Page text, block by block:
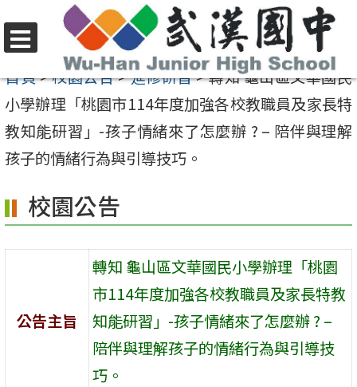
至
要
內
容
選
單
首頁>校園公告>進修研習>轉知 龜山區文華國民
小學辦理「桃園市114年度加強各校教職員及家長特
教知能研習」-孩子情緒來了怎麼辦 ? – 陪伴與理解
孩子的情緒行為與引導技巧。
校園公告
公告主旨
轉知 龜山區文華國民小學辦理「桃園
市114年度加強各校教職員及家長特教
知能研習」-孩子情緒來了怎麼辦 ? –
陪伴與理解孩子的情緒行為與引導技
巧。